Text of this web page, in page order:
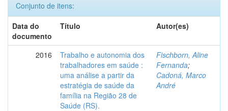
Conjunto de itens:
Data do
documento
Título Autor(es)
2016
Trabalho e autonomia dos
trabalhadores em saúde :
uma análise a partir da
estratégia de saúde da
família na Região 28 de
Saúde (RS).
Fischborn, Aline
Fernanda;
Cadoná, Marco
André